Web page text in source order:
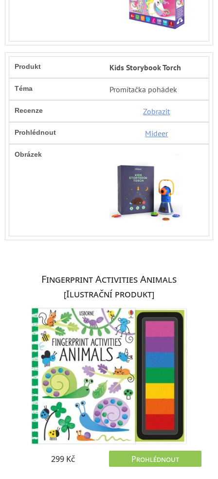
Kids Storybook Torch
Promítačka pohádek
Zobrazit
Mideer